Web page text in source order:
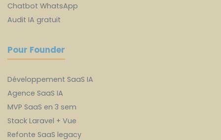
Chatbot WhatsApp
Audit IA gratuit
Pour Founder
Développement SaaS IA
Agence SaaS IA
MVP SaaS en 3 sem
Stack Laravel + Vue
Refonte SaaS legacy